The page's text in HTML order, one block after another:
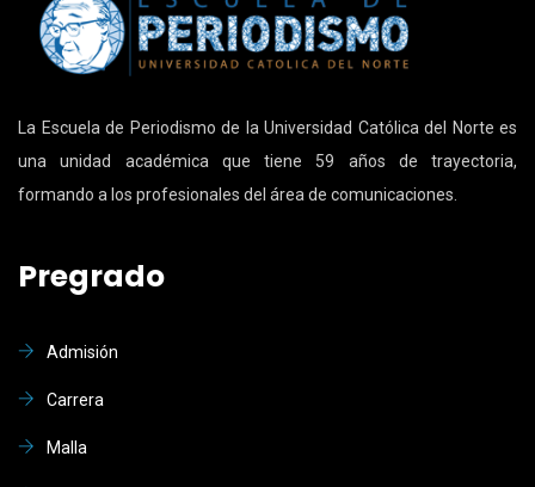
La Escuela de Periodismo de la Universidad Católica del Norte es
una unidad académica que tiene 59 años de trayectoria,
formando a los profesionales del área de comunicaciones.
Pregrado
Admisión
Carrera
Malla